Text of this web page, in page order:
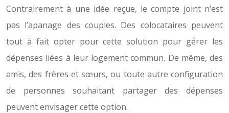
Contrairement à une idée reçue, le compte joint n’est
pas l’apanage des couples. Des colocataires peuvent
tout à fait opter pour cette solution pour gérer les
dépenses liées à leur logement commun. De même, des
amis, des frères et sœurs, ou toute autre configuration
de personnes souhaitant partager des dépenses
peuvent envisager cette option.